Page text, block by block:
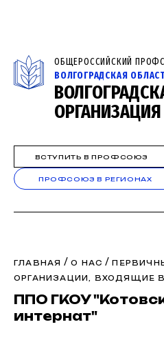
ОБЩЕРОССИЙСКИЙ
ВОЛГОГРАДСКАЯ
ОРГАНИЗАЦИЯ
ВСТУПИТЬ В ПРОФСОЮЗ
ПРОФСОЮЗ В РЕГИОНАХ
ГЛАВНАЯ /О НАС /
ОРГАНИЗАЦИИ, ВХОДЯЩИЕ
ППО ГКОУ
интернат"